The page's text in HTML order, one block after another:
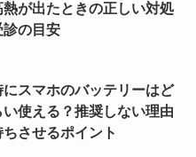
熱が出たときの正しい対処
診の目安
にスマホのバッテリーはど
い使える？推奨しない理由
させるポイント